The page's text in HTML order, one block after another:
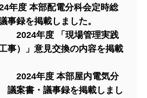
年度 本部配電分科会定時総
録を掲載しました。
「現場管理実践
事）」意見交換の内容を掲載
本部屋内電気分
案書・議事録を掲載しまし